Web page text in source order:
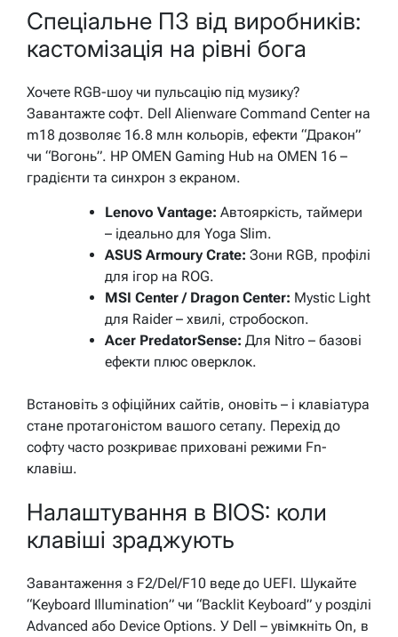
Спеціальне ПЗ від виробників:
кастомізація на рівні бога
Хочете RGB-шоу чи пульсацію під музику?
Завантажте софт. Dell Alienware Command Center на
m18 дозволяє 16.8 млн кольорів, ефекти “Дракон”
чи “Вогонь”. HP OMEN Gaming Hub на OMEN 16 –
градієнти та синхрон з екраном.
Lenovo Vantage: Автояркість, таймери
– ідеально для Yoga Slim.
ASUS Armoury Crate: Зони RGB, профілі
для ігор на ROG.
MSI Center / Dragon Center: Mystic Light
для Raider – хвилі, стробоскоп.
Acer PredatorSense: Для Nitro – базові
ефекти плюс оверклок.
Встановіть з офіційних сайтів, оновіть – і клавіатура
стане протагоністом вашого сетапу. Перехід до
софту часто розкриває приховані режими Fn-
клавіш.
Налаштування в BIOS: коли
клавіші зраджують
Завантаження з F2/Del/F10 веде до UEFI. Шукайте
“Keyboard Illumination” чи “Backlit Keyboard” у розділі
Advanced або Device Options. У Dell – увімкніть On, в